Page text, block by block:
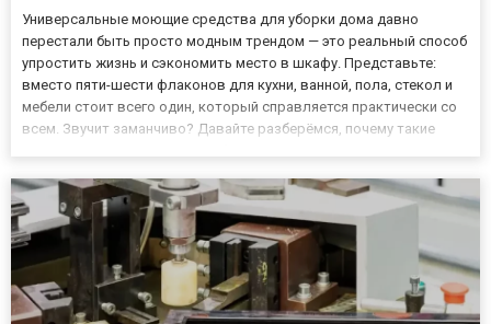
Универсальные моющие средства для уборки дома давно
перестали быть просто модным трендом — это реальный способ
упростить жизнь и сэкономить место в шкафу. Представьте:
вместо пяти-шести флаконов для кухни, ванной, пола, стекол и
мебели стоит всего один, который справляется практически со
всем. Звучит заманчиво? Давайте разберёмся, почему такие